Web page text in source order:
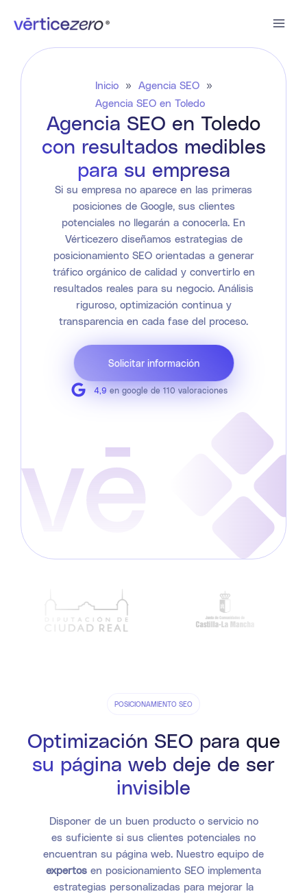
contenido
Inicio » Agencia SEO
»
Agencia SEO en Toledo
Agencia SEO en Toledo
con resultados medibles
para su empresa
Si su empresa no aparece en las primeras
posiciones de Google, sus clientes
potenciales no llegarán a conocerla. En
Vérticezero diseñamos estrategias de
posicionamiento SEO orientadas a generar
tráfico orgánico de calidad y convertirlo en
resultados reales para su negocio. Análisis
riguroso, optimización continua y
transparencia en cada fase del proceso.
Solicitar información
4,9 en google de 110 valoraciones
POSICIONAMIENTO SEO
Optimización SEO para que
su página web deje de ser
invisible
Disponer de un buen producto o servicio no
es suficiente si sus clientes potenciales no
encuentran su página web. Nuestro equipo de
expertos en posicionamiento SEO implementa
estrategias personalizadas para mejorar la